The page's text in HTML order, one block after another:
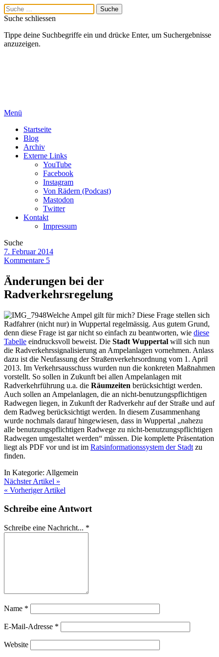
Suche schliessen
Tippe deine Suchbegriffe ein und drücke Enter, um Suchergebnisse
anzuzeigen.
Menü
Startseite
Blog
Archiv
Externe Links
YouTube
Facebook
Instagram
Von Rädern (Podcast)
Mastodon
Twitter
Kontakt
Impressum
Suche
7. Februar 2014
Kommentare 5
Änderungen bei der
Radverkehrsregelung
Welche Ampel gilt für mich? Diese Frage stellen sich
Radfahrer (nicht nur) in Wuppertal regelmässig. Aus gutem Grund,
denn diese Frage ist gar nicht so einfach zu beantworten, wie diese
Tabelle eindrucksvoll beweist. Die Stadt Wuppertal will sich nun
die Radverkehrssignalisierung an Ampelanlagen vornehmen. Anlass
dazu ist die Neufassung der Straßenverkehrsordnung vom 1. April
2013. Im Verkehrsausschuss wurden nun die konkreten Maßnahmen
vorstellt. So sollen in Zukunft bei allen Ampelanlagen mit
Radverkehrführung u.a. die Räumzeiten berücksichtigt werden.
Auch sollen an Ampelanlagen, die an nicht-benutzungspflichtigen
Radwegen liegen, in Zukunft der Radverkehr auf der Straße und auf
dem Radweg berücksichtigt werden. In diesem Zusammenhang
wurde nochmals darauf hingewiesen, dass in Wuppertal „nahezu
alle benutzungspflichtigen Radwege zu nicht-benutzungspflichtigen
Radwegen umgestaltet werden“ müssen. Die komplette Präsentation
liegt als PDF vor und ist im Ratsinformationssystem der Stadt zu
finden.
In Kategorie: Allgemein
Nächster Artikel »
« Vorheriger Artikel
Schreibe eine Antwort
Schreibe eine Nachricht... *
Name *
E-Mail-Adresse *
Website